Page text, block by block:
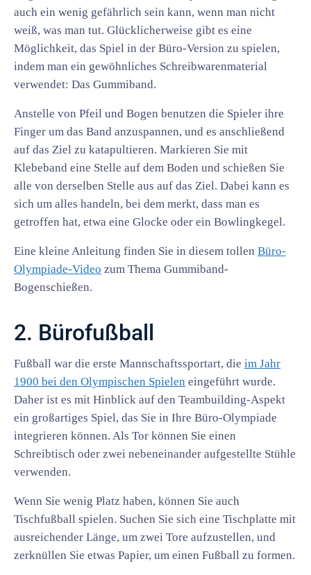
auch ein wenig gefährlich sein kann, wenn man nicht
weiß, was man tut. Glücklicherweise gibt es eine
Möglichkeit, das Spiel in der Büro-Version zu spielen,
indem man ein gewöhnliches Schreibwarenmaterial
verwendet: Das Gummiband.
Anstelle von Pfeil und Bogen benutzen die Spieler ihre
Finger um das Band anzuspannen, und es anschließend
auf das Ziel zu katapultieren. Markieren Sie mit
Klebeband eine Stelle auf dem Boden und schießen Sie
alle von derselben Stelle aus auf das Ziel. Dabei kann es
sich um alles handeln, bei dem merkt, dass man es
getroffen hat, etwa eine Glocke oder ein Bowlingkegel.
Eine kleine Anleitung finden Sie in diesem tollen Büro-
Olympiade-Video zum Thema Gummiband-
Bogenschießen.
2. Bürofußball
Fußball war die erste Mannschaftssportart, die im Jahr
1900 bei den Olympischen Spielen eingeführt wurde.
Daher ist es mit Hinblick auf den Teambuilding-Aspekt
ein großartiges Spiel, das Sie in Ihre Büro-Olympiade
integrieren können. Als Tor können Sie einen
Schreibtisch oder zwei nebeneinander aufgestellte Stühle
verwenden.
Wenn Sie wenig Platz haben, können Sie auch
Tischfußball spielen. Suchen Sie sich eine Tischplatte mit
ausreichender Länge, um zwei Tore aufzustellen, und
zerknüllen Sie etwas Papier, um einen Fußball zu formen.